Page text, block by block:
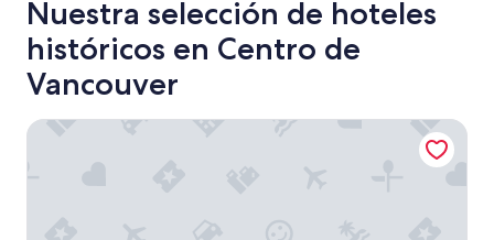
Nuestra selección de hoteles
históricos en Centro de
Vancouver
Fairmont Hotel Vancouver